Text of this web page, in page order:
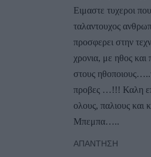
Ειμαστε τυχεροι
ταλαντουχος
προσφερει στην
χρονια, με ηθος
στους
προβες …!!! Καλη
ολους, παλιους και
Μπεμπα…..
ΑΠΆΝΤΗΣΗ